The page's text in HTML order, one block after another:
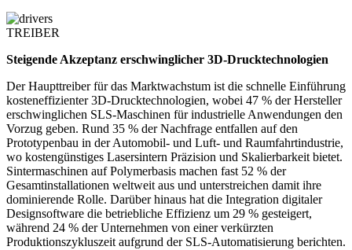
TREIBER
Steigende Akzeptanz erschwinglicher 3D-Drucktechnologien
Der Haupttreiber für das Marktwachstum ist die schnelle Einführung
kosteneffizienter 3D-Drucktechnologien, wobei 47 % der Hersteller
erschwinglichen SLS-Maschinen für industrielle Anwendungen den
Vorzug geben. Rund 35 % der Nachfrage entfallen auf den
Prototypenbau in der Automobil- und Luft- und Raumfahrtindustrie,
wo kostengünstiges Lasersintern Präzision und Skalierbarkeit bietet.
Sintermaschinen auf Polymerbasis machen fast 52 % der
Gesamtinstallationen weltweit aus und unterstreichen damit ihre
dominierende Rolle. Darüber hinaus hat die Integration digitaler
Designsoftware die betriebliche Effizienz um 29 % gesteigert,
während 24 % der Unternehmen von einer verkürzten
Produktionszykluszeit aufgrund der SLS-Automatisierung berichten.